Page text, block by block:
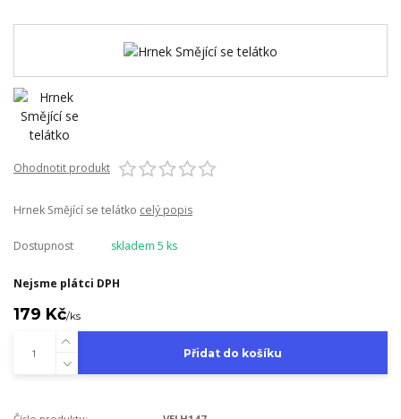
Ohodnotit produkt
Hrnek Smějící se telátko celý popis
Dostupnost skladem 5 ks
Nejsme plátci DPH
179 Kč/ks
Přidat do košíku